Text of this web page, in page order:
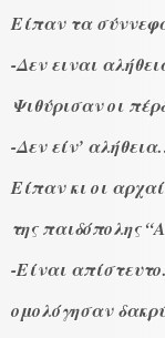
Είπαν τα
-Δεν ειναι
Ψιθύρισαν οι
-Δεν είν’
Είπαν κι οι
της παιδόπολης
-Είναι
ομολόγησαν